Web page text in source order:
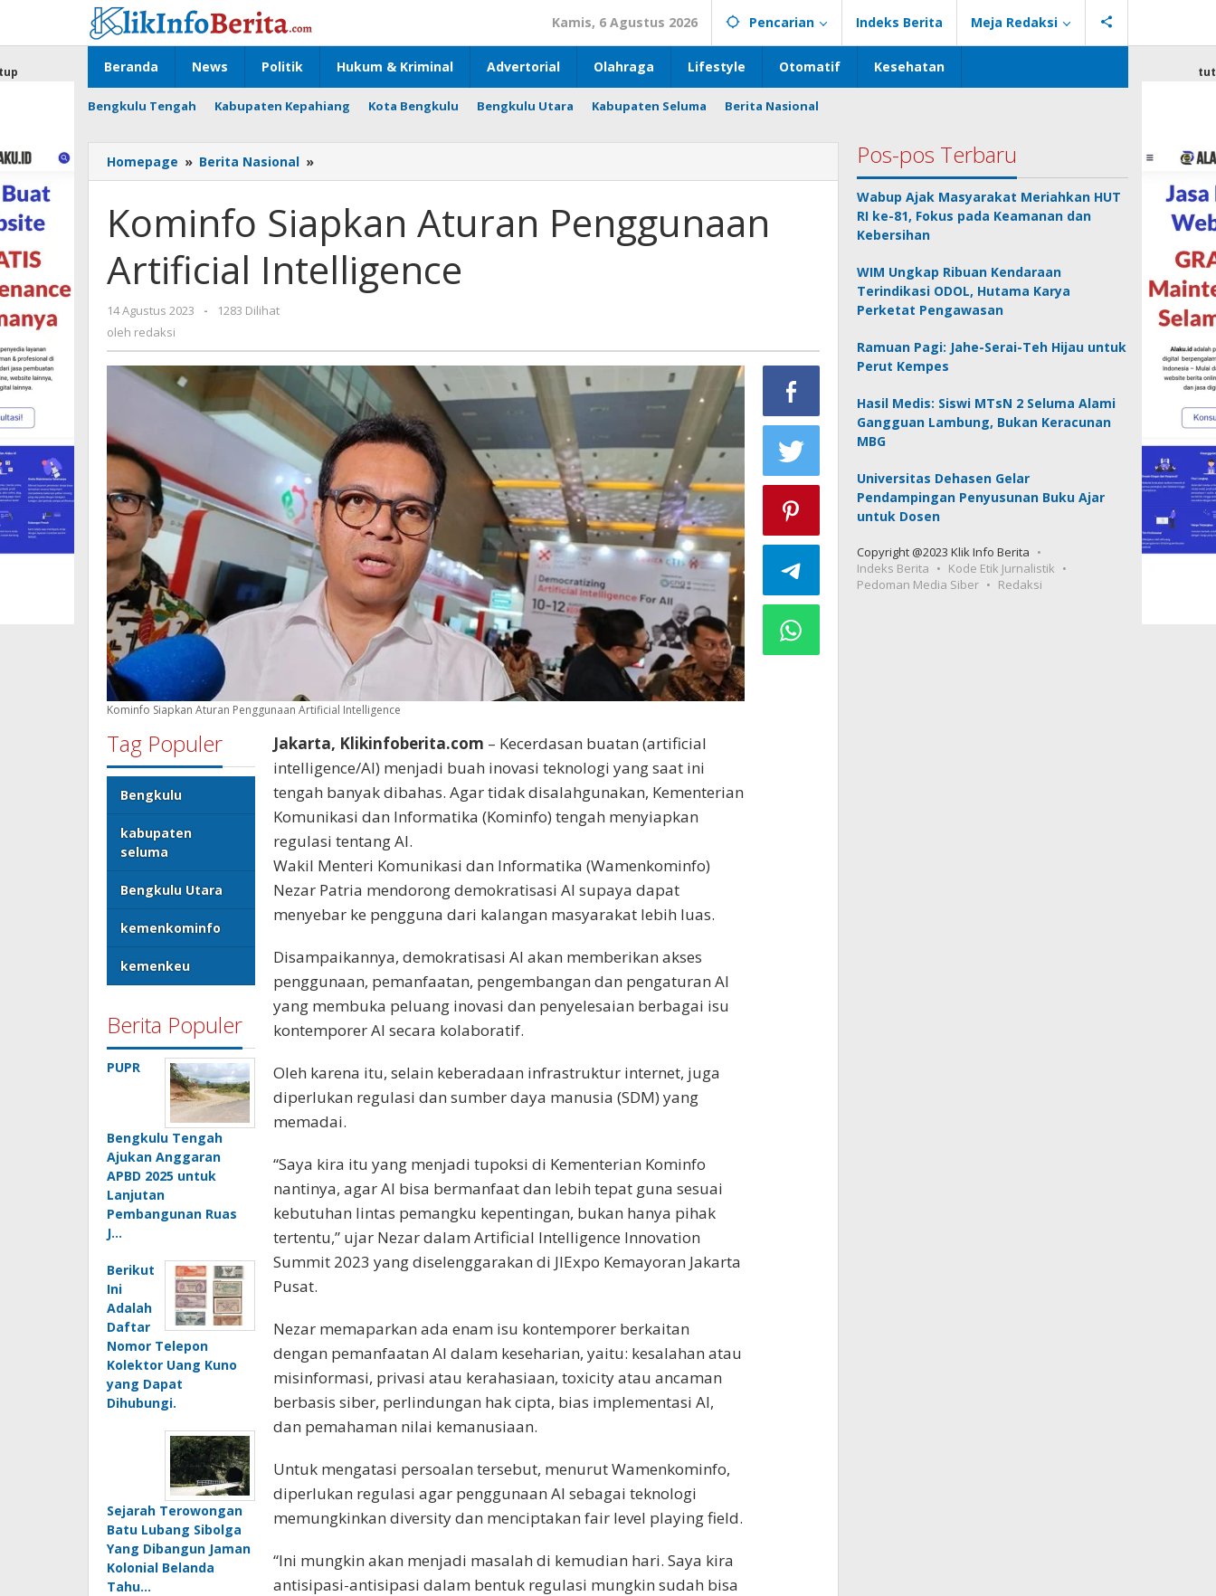
konten
Kamis, 6 Agustus 2026 Pencarian Indeks Berita Meja Redaksi
Beranda News Politik Hukum & Kriminal Advertorial Olahraga Lifestyle Otomatif Kesehatan
Bengkulu Tengah Kabupaten Kepahiang Kota Bengkulu Bengkulu Utara Kabupaten Seluma Berita Nasional
Homepage » Berita Nasional »
Siapkan
Penggunaan
Artificial
Intelligence
Kominfo Siapkan Aturan Penggunaan
Artificial Intelligence
14 Agustus 2023
oleh
-
1283 Dilihat
oleh redaksi
Kominfo Siapkan Aturan Penggunaan Artificial Intelligence
Tag Populer
Bengkulu
kabupaten
seluma
Bengkulu Utara
kemenkominfo
kemenkeu
Berita Populer
PUPR
Bengkulu Tengah
Ajukan Anggaran
APBD 2025 untuk
Lanjutan
Pembangunan Ruas
J…
Berikut
Ini
Adalah
Daftar
Nomor Telepon
Kolektor Uang Kuno
yang Dapat
Dihubungi.
Sejarah Terowongan
Batu Lubang Sibolga
Yang Dibangun Jaman
Kolonial Belanda
Tahu…
Jakarta, Klikinfoberita.com – Kecerdasan buatan (artificial
intelligence/AI) menjadi buah inovasi teknologi yang saat ini
tengah banyak dibahas. Agar tidak disalahgunakan, Kementerian
Komunikasi dan Informatika (Kominfo) tengah menyiapkan
regulasi tentang AI.
Wakil Menteri Komunikasi dan Informatika (Wamenkominfo)
Nezar Patria mendorong demokratisasi AI supaya dapat
menyebar ke pengguna dari kalangan masyarakat lebih luas.
Disampaikannya, demokratisasi AI akan memberikan akses
penggunaan, pemanfaatan, pengembangan dan pengaturan AI
yang membuka peluang inovasi dan penyelesaian berbagai isu
kontemporer AI secara kolaboratif.
Oleh karena itu, selain keberadaan infrastruktur internet, juga
diperlukan regulasi dan sumber daya manusia (SDM) yang
memadai.
“Saya kira itu yang menjadi tupoksi di Kementerian Kominfo
nantinya, agar AI bisa bermanfaat dan lebih tepat guna sesuai
kebutuhan lintas pemangku kepentingan, bukan hanya pihak
tertentu,” ujar Nezar dalam Artificial Intelligence Innovation
Summit 2023 yang diselenggarakan di JIExpo Kemayoran Jakarta
Pusat.
Nezar memaparkan ada enam isu kontemporer berkaitan
dengan pemanfaatan AI dalam keseharian, yaitu: kesalahan atau
misinformasi, privasi atau kerahasiaan, toxicity atau ancaman
berbasis siber, perlindungan hak cipta, bias implementasi AI,
dan pemahaman nilai kemanusiaan.
Untuk mengatasi persoalan tersebut, menurut Wamenkominfo,
diperlukan regulasi agar penggunaan AI sebagai teknologi
memungkinkan diversity dan menciptakan fair level playing field.
“Ini mungkin akan menjadi masalah di kemudian hari. Saya kira
antisipasi-antisipasi dalam bentuk regulasi mungkin sudah bisa
Pos-pos Terbaru
Wabup Ajak Masyarakat Meriahkan HUT
RI ke-81, Fokus pada Keamanan dan
Kebersihan
WIM Ungkap Ribuan Kendaraan
Terindikasi ODOL, Hutama Karya
Perketat Pengawasan
Ramuan Pagi: Jahe-Serai-Teh Hijau untuk
Perut Kempes
Hasil Medis: Siswi MTsN 2 Seluma Alami
Gangguan Lambung, Bukan Keracunan
MBG
Universitas Dehasen Gelar
Pendampingan Penyusunan Buku Ajar
untuk Dosen
Copyright @2023 Klik Info Berita
Indeks Berita
Kode Etik Jurnalistik
Pedoman Media Siber
Redaksi